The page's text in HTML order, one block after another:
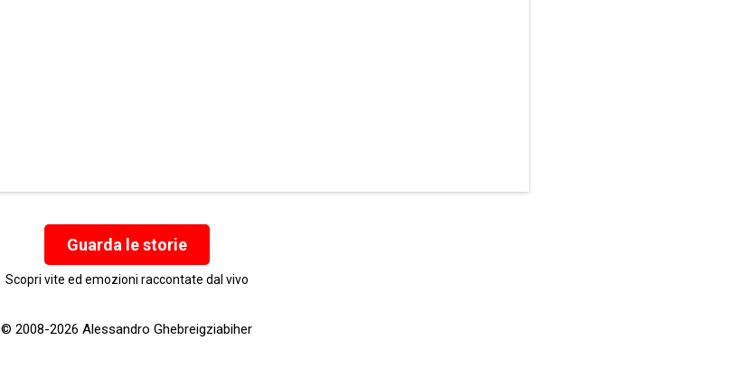
Guarda le storie
Scopri vite ed emozioni raccontate dal vivo
© 2008-2026 Alessandro Ghebreigziabiher